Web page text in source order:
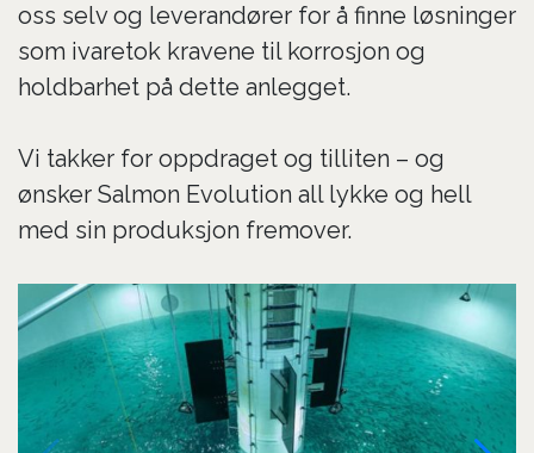
oss selv og leverandører for å finne løsninger
som ivaretok kravene til korrosjon og
holdbarhet på dette anlegget.
Vi takker for oppdraget og tilliten – og
ønsker Salmon Evolution all lykke og hell
med sin produksjon fremover.